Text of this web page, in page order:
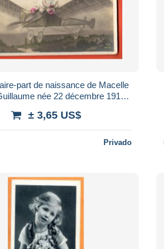
part de naissance de Macelle
née 22 décembre 1910.
± 3,65 US$
Privado